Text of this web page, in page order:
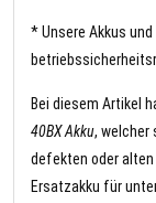
* Unsere Akkus
Bei diesem Artikel
40BX Akku, welcher
defekten oder
Ersatzakku für